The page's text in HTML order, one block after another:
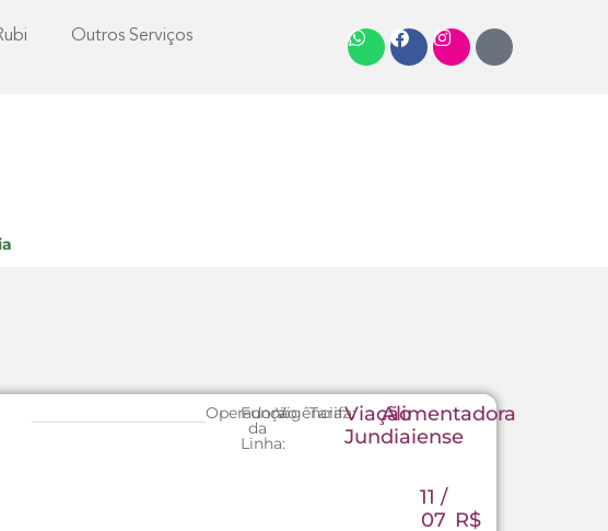
Outros Serviços
Operadora:
Função
da
Linha:
Vigência:
Tarifa:Viação
Jundiaiense
Alimentadora
11 /
07 R$